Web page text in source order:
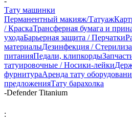
Тату машинки
Перманентный макияж/Татуаж
/ КраскаТрансферная бумага и
уходаБарьерная защита / Перчатки
материалыДезинфекция /
питанияПедали, клипкорды
татуировочные / Носики-лейки
фурнитураАренда тату
предложенияТату барахолка
-Defender Titanium
: